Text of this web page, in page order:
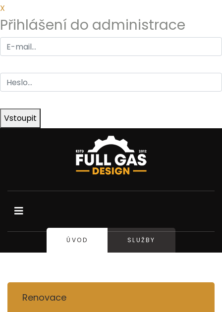
X
Přihlášení do administrace
Vstoupit
ÚVOD SLUŽBY
Renovace